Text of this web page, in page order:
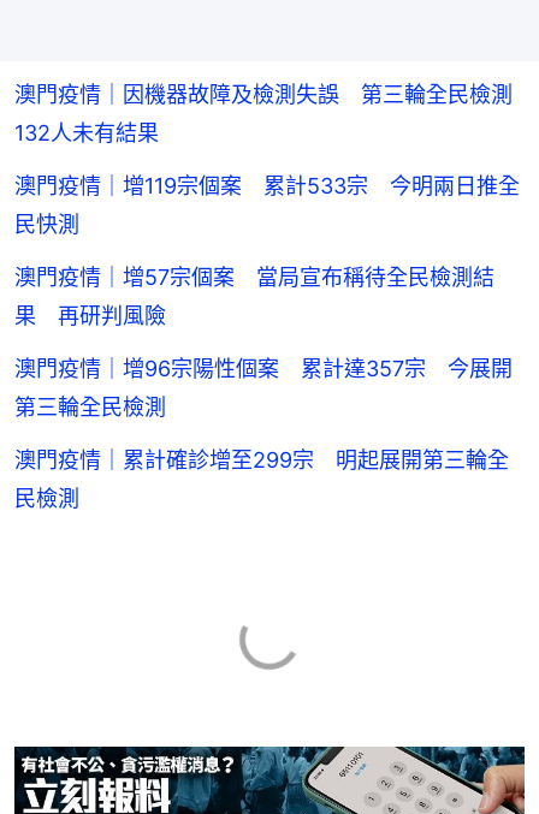
澳門疫情｜因機器故障及檢測失誤 第三輪全民檢測
132人未有結果
澳門疫情｜增119宗個案 累計533宗 今明兩日推全
民快測
澳門疫情｜增57宗個案 當局宣布稱待全民檢測結
果 再研判風險
澳門疫情｜增96宗陽性個案 累計達357宗 今展開
第三輪全民檢測
澳門疫情｜累計確診增至299宗 明起展開第三輪全
民檢測